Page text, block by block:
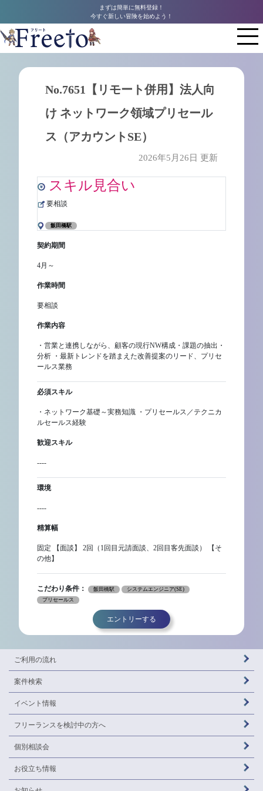
まずは簡単に無料登録！
今すぐ新しい冒険を始めよう！
No.7651【リモート併用】法人向
け ネットワーク領域プリセール
ス（アカウントSE）
2026年5月26日 更新
スキル見合い
要相談
飯田橋駅
契約期間
4月～
作業時間
要相談
作業内容
・営業と連携しながら、顧客の現行NW構成・課題の抽出・
分析 ・最新トレンドを踏まえた改善提案のリード、プリセ
ールス業務
必須スキル
・ネットワーク基礎～実務知識 ・プリセールス／テクニカ
ルセールス経験
歓迎スキル
----
環境
----
精算幅
固定 【面談】 2回（1回目元請面談、2回目客先面談） 【そ
の他】
こだわり条件： 飯田橋駅
システムエンジニア(SE)
プリセールス
エントリーする
ご利用の流れ
案件検索
イベント情報
フリーランスを検討中の方へ
個別相談会
お役立ち情報